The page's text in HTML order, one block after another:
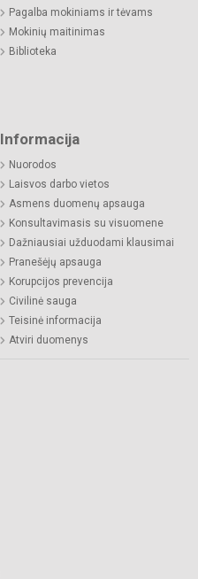
Pagalba mokiniams ir tėvams
Mokinių maitinimas
Biblioteka
Informacija
Nuorodos
Laisvos darbo vietos
Asmens duomenų apsauga
Konsultavimasis su visuomene
Dažniausiai užduodami klausimai
Pranešėjų apsauga
Korupcijos prevencija
Civilinė sauga
Teisinė informacija
Atviri duomenys